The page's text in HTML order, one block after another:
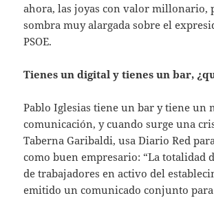
ahora, las joyas con valor millonario,
sombra muy alargada sobre el
PSOE.
Tienes un digital y tienes un bar,
Pablo Iglesias tiene un bar y tiene un
comunicación, y cuando surge una
Taberna Garibaldi, usa Diario Red
como buen empresario: “La totalidad
de trabajadores en activo del
emitido un comunicado conjunto para